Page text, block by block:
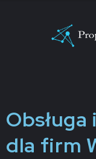
dla firm